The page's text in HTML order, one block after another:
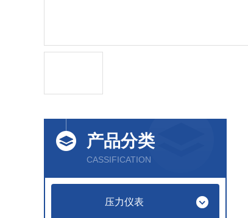
产品分类
CASSIFICATION
压力仪表